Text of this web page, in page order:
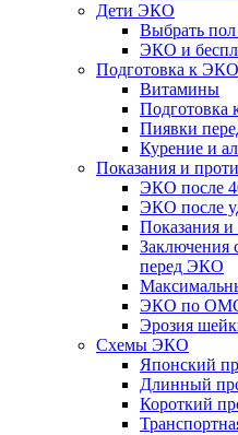
Дети ЭКО
Выбрать
ЭКО и
Подготовка к ЭКО
Витамины
Пиявки
Курение и
Показания и
ЭКО после
ЭКО после
Показания и
Заключения
перед ЭКО
ЭКО по ОМС
Эрозия
Схемы ЭКО
Японский
Длинный
Короткий